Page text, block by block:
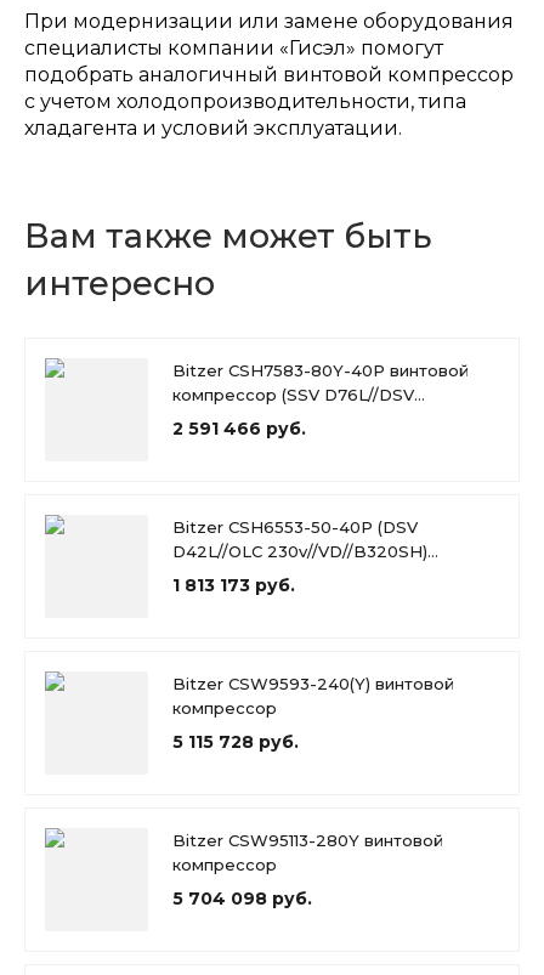
При модернизации или замене оборудования
специалисты компании «Гисэл» помогут
подобрать аналогичный винтовой компрессор
с учетом холодопроизводительности, типа
хладагента и условий эксплуатации.
Вам также может быть
интересно
Bitzer CSH7583-80Y-40P винтовой
компрессор (SSV D76L//DSV
D54L//OLC 230v//VD)
2 591 466 руб.
Bitzer CSH6553-50-40P (DSV
D42L//OLC 230v//VD//B320SH)
винтовой компрессор
1 813 173 руб.
Bitzer CSW9593-240(Y) винтовой
компрессор
5 115 728 руб.
Bitzer CSW95113-280Y винтовой
компрессор
5 704 098 руб.